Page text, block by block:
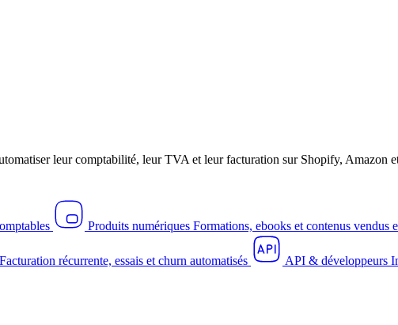
leur comptabilité, leur TVA et leur facturation sur Shopify, Amazon
Produits numériques Formations, ebooks et contenus vendus
Facturation récurrente, essais et churn automatisés API & développeurs